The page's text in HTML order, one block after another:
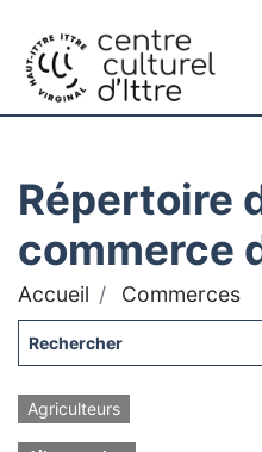
Répertoire
commerce
Accueil Commerces
Agriculteurs